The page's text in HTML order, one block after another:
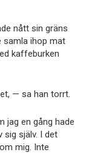
nått sin gräns
samla ihop mat
kaffeburken
— sa han torrt.
jag en gång hade
sig själv. I det
mig. Inte